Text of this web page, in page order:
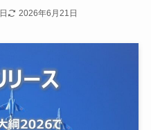
2026年6月21日